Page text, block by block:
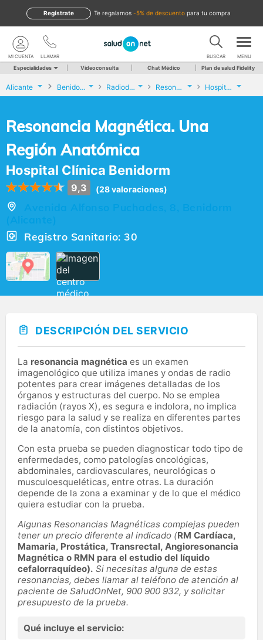
te regalamos -5% de descuento para tu compra
Regístrate
LLAMAR
MI CUENTA BUSCAR MENU
Especialidades Videoconsulta Chat Médico Plan de salud Fidelity
Alicante Benidorm Radiodiagnóstico Resonancia Magnética. Una Región Anatómica Hospital Clínica Benidorm
Resonancia Magnética. Una
Región Anatómica
Hospital Clínica Benidorm
9,3 (28 valoraciones)
Avenida Alfonso Puchades, 8, Benidorm
(Alicante)
Registro Sanitario: 30
DESCRIPCIÓN DEL SERVICIO
La resonancia magnética es un examen
imagenológico que utiliza imanes y ondas de radio
potentes para crear imágenes detalladas de los
órganos y estructuras del cuerpo. No se emplea
radiación (rayos X), es segura e indolora, no implica
riesgo para la salud y se realiza en diferentes partes
de la anatomía, con distintos objetivos.
Con esta prueba se pueden diagnosticar todo tipo de
enfermedades, como patologías oncológicas,
abdominales, cardiovasculares, neurológicas o
musculoesqueléticas, entre otras. La duración
depende de la zona a examinar y de lo que el médico
quiera estudiar con la prueba.
Algunas Resonancias Magnéticas complejas pueden
tener un precio diferente al indicado (RM Cardíaca,
Mamaria, Prostática, Transrectal, Angioresonancia
Magnética o RMN para el estudio del líquido
cefalorraquídeo). Si necesitas alguna de estas
resonancias, debes llamar al teléfono de atención al
paciente de SaludOnNet, 900 900 932, y solicitar
presupuesto de la prueba.
Qué incluye el servicio: